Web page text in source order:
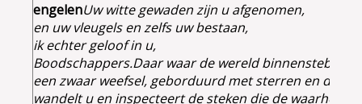
engelenUw witte gewaden zijn u afgenomen,
en uw vleugels en zelfs uw bestaan,
ik echter geloof in u,
Boodschappers.Daar waar de wereld
een zwaar weefsel, geborduurd met sterren en
wandelt u en inspecteert de steken die de waarheid